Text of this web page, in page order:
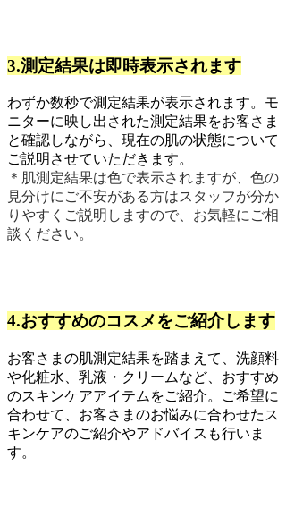
3.測定結果は即時表示されます
わずか数秒で測定結果が表示されます。モ
ニターに映し出された測定結果をお客さま
と確認しながら、現在の肌の状態について
ご説明させていただきます。
＊ 肌測定結果は色で表示されますが、色の
見分けにご不安がある方はスタッフが分か
りやすくご説明しますので、お気軽にご相
談ください。
4.おすすめのコスメをご紹介します
お客さまの肌測定結果を踏まえて、洗顔料
や化粧水、乳液・クリームなど、おすすめ
のスキンケアアイテムをご紹介。ご希望に
合わせて、お客さまのお悩みに合わせたス
キンケアのご紹介やアドバイスも行いま
す。